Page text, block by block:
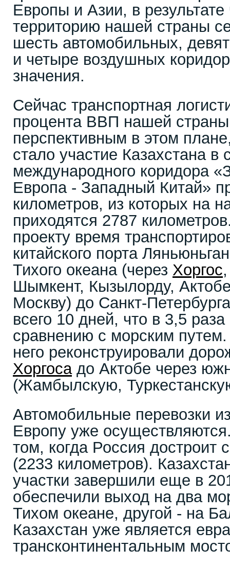
Европы и Азии, в результате
территорию нашей страны
шесть автомобильных,
и четыре воздушных
значения.
Сейчас транспортная
процента ВВП нашей
перспективным в этом
стало участие Казахстана в
международного коридора
Европа - Западный Китай»
километров, из которых на
приходятся 2787
проекту время
китайского порта
Тихого океана (через Хоргос
Шымкент, Кызылорду,
Москву) до Санкт-
всего 10 дней, что в 3,5
сравнению с морским
него реконструировали
Хоргосадо Актобе через
(Жамбылскую,
Автомобильные перевозки
Европу уже
том, когда Россия достроит
(2233 километров).
участки завершили еще в
обеспечили выход на два
Тихом океане, другой - на
Казахстан уже является
трансконтинентальным